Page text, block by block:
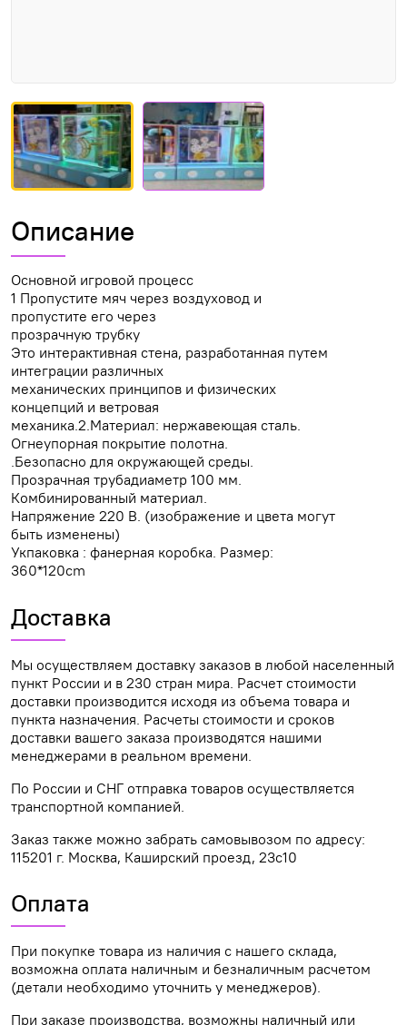
Описание
Основной игровой процесс
1 Пропустите мяч через воздуховод и
пропустите его через
прозрачную трубку
Это интерактивная стена, разработанная путем
интеграции различных
механических принципов и физических
концепций и ветровая
механика.2.Материал: нержавеющая сталь.
Огнеупорная покрытие полотна.
.Безопасно для окружающей среды.
Прозрачная трубадиаметр 100 мм.
Комбинированный материал.
Напряжение 220 В. (изображение и цвета могут
быть изменены)
Укпаковка : фанерная коробка. Размер:
360*120cm
Доставка
Мы осуществляем доставку заказов в любой населенный
пункт России и в 230 стран мира. Расчет стоимости
доставки производится исходя из объема товара и
пункта назначения. Расчеты стоимости и сроков
доставки вашего заказа производятся нашими
менеджерами в реальном времени.
По России и СНГ отправка товаров осуществляется
транспортной компанией.
Заказ также можно забрать самовывозом по адресу:
115201 г. Москва, Каширский проезд, 23с10
Оплата
При покупке товара из наличия с нашего склада,
возможна оплата наличным и безналичным расчетом
(детали необходимо уточнить у менеджеров).
При заказе производства, возможны наличный или